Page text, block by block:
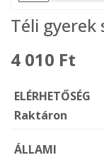
Téli gyerek
4 010 Ft
ELÉRHETŐSÉG
Raktáron
ÁLLAMI